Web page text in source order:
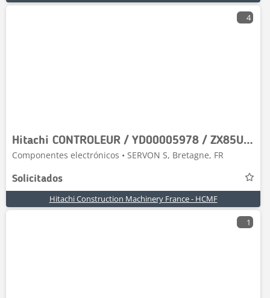
4
Hitachi CONTROLEUR / YD00005978 / ZX85USB-5
Componentes electrónicos • SERVON S, Bretagne, FR
Solicitados
Hitachi Construction Machinery France - HCMF
1